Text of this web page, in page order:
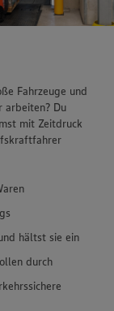
Fahrzeuge und
arbeiten? Du
mit Zeitdruck
hältst sie ein
durch